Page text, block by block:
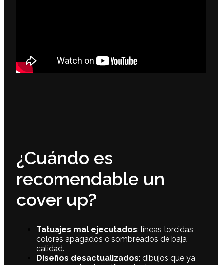
¿Cuándo es
recomendable un
cover up?
Tatuajes mal ejecutados: líneas torcidas,
colores apagados o sombreados de baja
calidad.
Diseños desactualizados: dibujos que ya